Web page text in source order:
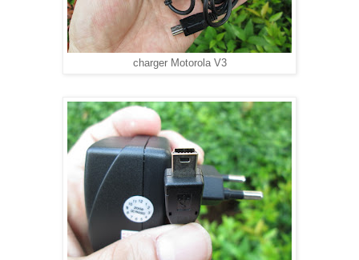
charger Motorola V3